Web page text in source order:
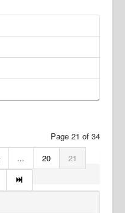
Page 21 of 34
... 20
21